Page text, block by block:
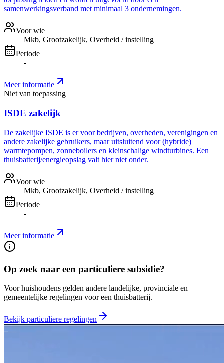
samenwerkingsverband met minimaal 3 ondernemingen.
Voor wie
Mkb, Grootzakelijk, Overheid / instelling
Periode
-
Meer informatie
Niet van toepassing
ISDE zakelijk
De zakelijke ISDE is er voor bedrijven, overheden, verenigingen en
andere zakelijke gebruikers, maar uitsluitend voor (hybride)
warmtepompen, zonneboilers en kleinschalige windturbines. Een
thuisbatterij/energieopslag valt hier niet onder.
Voor wie
Mkb, Grootzakelijk, Overheid / instelling
Periode
-
Meer informatie
Op zoek naar een particuliere subsidie?
Voor huishoudens gelden andere landelijke, provinciale en
gemeentelijke regelingen voor een thuisbatterij.
Bekijk particuliere regelingen